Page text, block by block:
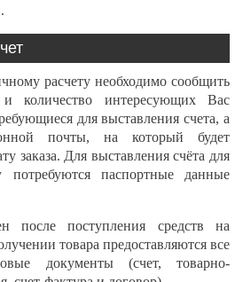
расчету необходимо сообщить
количество интересующих Вас
для выставления счета, а
почты, на который будет
заказа. Для выставления счёта для
паспортные данные
после поступления средств на
товара предоставляются все
документы (счет, товарно-